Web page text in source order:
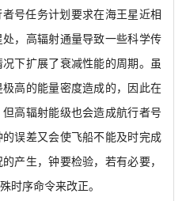
号任务计划要求在海王星近相
，高辐射通量导致一些科学传
下扩展了衰减性能的周期。虽
高的能量密度造成的，因此在
高辐射能级也会造成航行者号
误差又会使飞船不能及时完成
产生，钟要检验，若有必要，
时序命令来改正。